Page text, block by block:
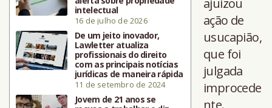
intelectual
16 de julho de 2026
De um jeito inovador,
Lawletter atualiza
profissionais do direito
com as principais notícias
jurídicas de maneira rápida
11 de setembro de 2024
Jovem de 21 anos se
ação de
usucapião,
que foi
julgada
improcede
nte.